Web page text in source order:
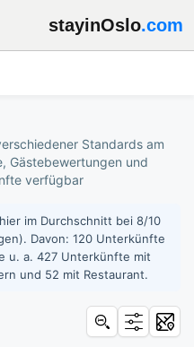
stayinOslo.com
Standards am
Gästebewertungen und
verfügbar
im Durchschnitt bei 8/10
Davon: 120 Unterkünfte
u. a. 427 Unterkünfte mit
und 52 mit Restaurant.